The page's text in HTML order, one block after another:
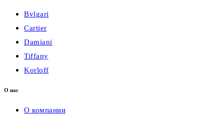
Bvlgari
Cartier
Damiani
Tiffany
Korloff
О нас
О компании